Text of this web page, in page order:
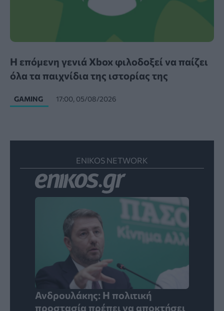
Η επόμενη γενιά Xbox φιλοδοξεί να παίζει
όλα τα παιχνίδια της ιστορίας της
GAMING 17:00, 05/08/2026
ENIKOS NETWORK
Ανδρουλάκης: Η πολιτική
προστασία πρέπει να αποκτήσει